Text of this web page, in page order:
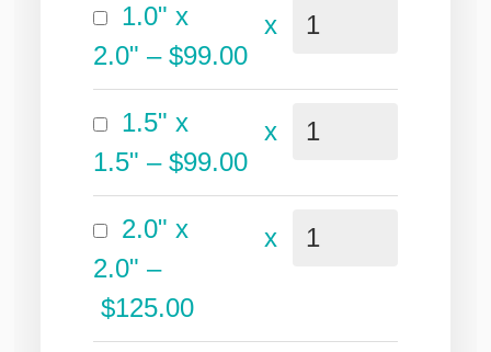
1.0" x
2.0" –$99.00
x
1.5" x
1.5" –$99.00
x
2.0" x
2.0" –
$125.00
x